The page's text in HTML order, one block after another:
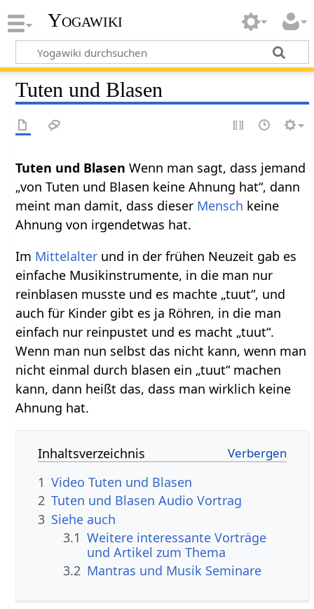
Yogawiki
Tuten und Blasen
Tuten und BlasenWenn man sagt, dass jemand
„von Tuten und Blasen keine Ahnung hat“, dann
meint man damit, dass dieser Mensch keine
Ahnung von irgendetwas hat.
Im Mittelalter und in der frühen Neuzeit gab es
einfache Musikinstrumente, in die man nur
reinblasen musste und es machte „tuut“, und
auch für Kinder gibt es ja Röhren, in die man
einfach nur reinpustet und es macht „tuut“.
Wenn man nun selbst das nicht kann, wenn man
nicht einmal durch blasen ein „tuut“ machen
kann, dann heißt das, dass man wirklich keine
Ahnung hat.
Inhaltsverzeichnis
1 Video Tuten und Blasen
2 Tuten und Blasen Audio Vortrag
3 Siehe auch
3.1 Weitere interessante Vorträge
und Artikel zum Thema
3.2 Mantras und Musik Seminare